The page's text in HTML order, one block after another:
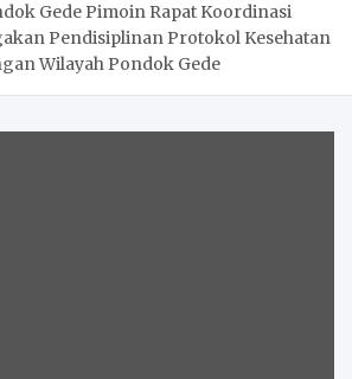
Gede Pimoin Rapat Koordinasi
Pendisiplinan Protokol Kesehatan
Wilayah Pondok Gede